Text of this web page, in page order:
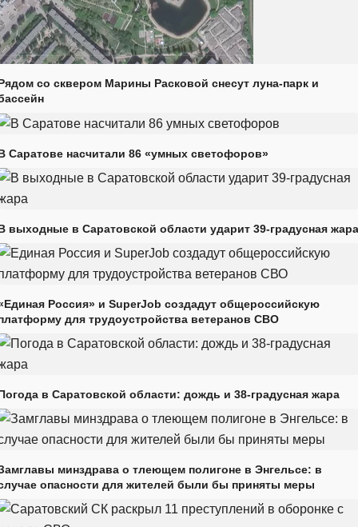
со сквером Марины Расковой снесут луна-парк и
Саратове насчитали 86 «умных светофоров»
выходные в Саратовской области ударит 39-градусная жара
Россия» и SuperJob создадут общероссийскую
для трудоустройства ветеранов СВО
в Саратовской области: дождь и 38-градусная жара
минздрава о тлеющем полигоне в Энгельсе: в
опасности для жителей были бы приняты меры